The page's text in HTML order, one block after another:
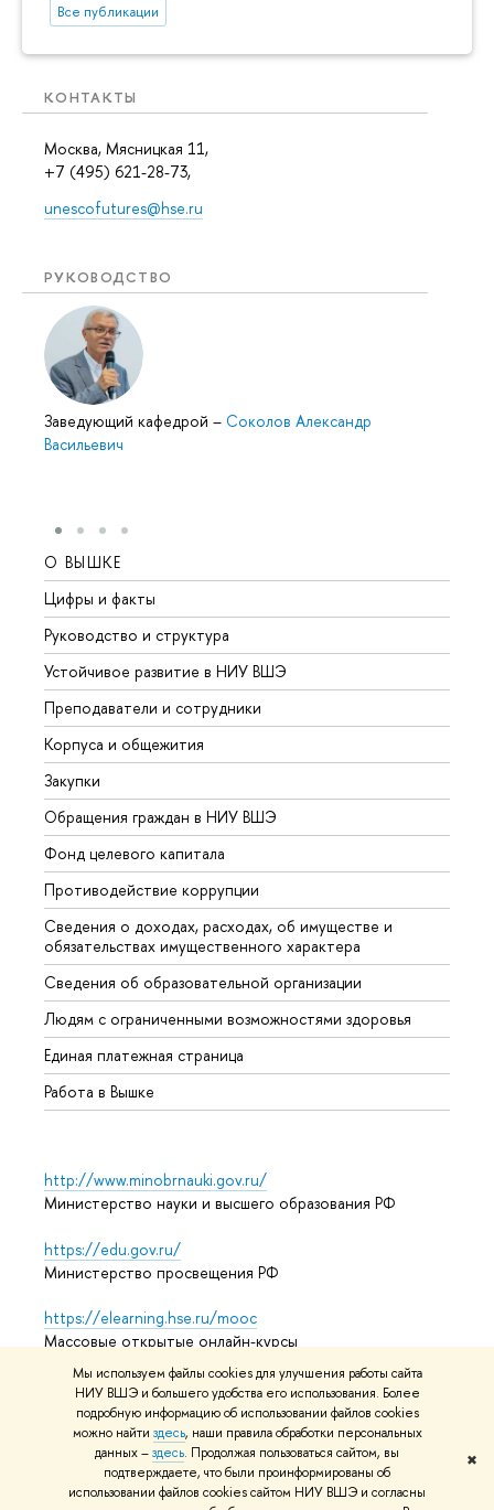
Мы используем файлы cookies для улучшения работы сайта
НИУ ВШЭ и большего удобства его использования. Более
подробную информацию об использовании файлов cookies
можно найти здесь, наши правила обработки персональных
данных –здесь. Продолжая пользоваться сайтом, вы
подтверждаете, что были проинформированы об
использовании файлов cookies сайтом НИУ ВШЭ и согласны
✖
Все публикации
КОНТАКТЫ
Москва, Мясницкая 11,
+7 (495) 621-28-73,
unescofutures@hse.ru
РУКОВОДСТВО
Заведующий кафедрой – Соколов Александр
Васильевич
О ВЫШКЕ
Цифры и факты
Руководство и структура
Устойчивое развитие в НИУ ВШЭ
Преподаватели и сотрудники
Корпуса и общежития
Закупки
Обращения граждан в НИУ ВШЭ
Фонд целевого капитала
Противодействие коррупции
Сведения о доходах, расходах, об имуществе и
обязательствах имущественного характера
Сведения об образовательной организации
Людям с ограниченными возможностями здоровья
Единая платежная страница
Работа в Вышке
http://www.minobrnauki.gov.ru/
Министерство науки и высшего образования РФ
https://edu.gov.ru/
Министерство просвещения РФ
https://elearning.hse.ru/mooc
Массовые открытые онлайн-курсы
© НИУ ВШЭ 1993–2026 Адреса и контактыУсловия
использования материалов Политика конфиденциальности
Карта сайта